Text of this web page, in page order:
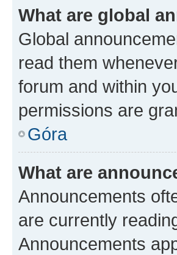
What are global
Global
read them
forum and within
permissions are
Góra
What are
Announcements
are currently
Announcements